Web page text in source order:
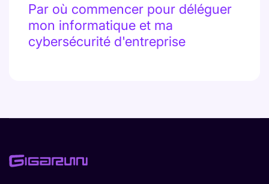
Par où commencer pour déléguer
mon informatique et ma
cybersécurité d'entreprise